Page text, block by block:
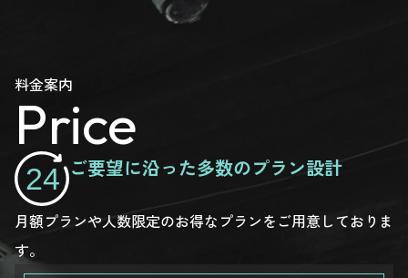
料金案内
Price
ご要望に沿った多数のプラン設計
月額プランや人数限定のお得なプランをご用意しておりま
す。